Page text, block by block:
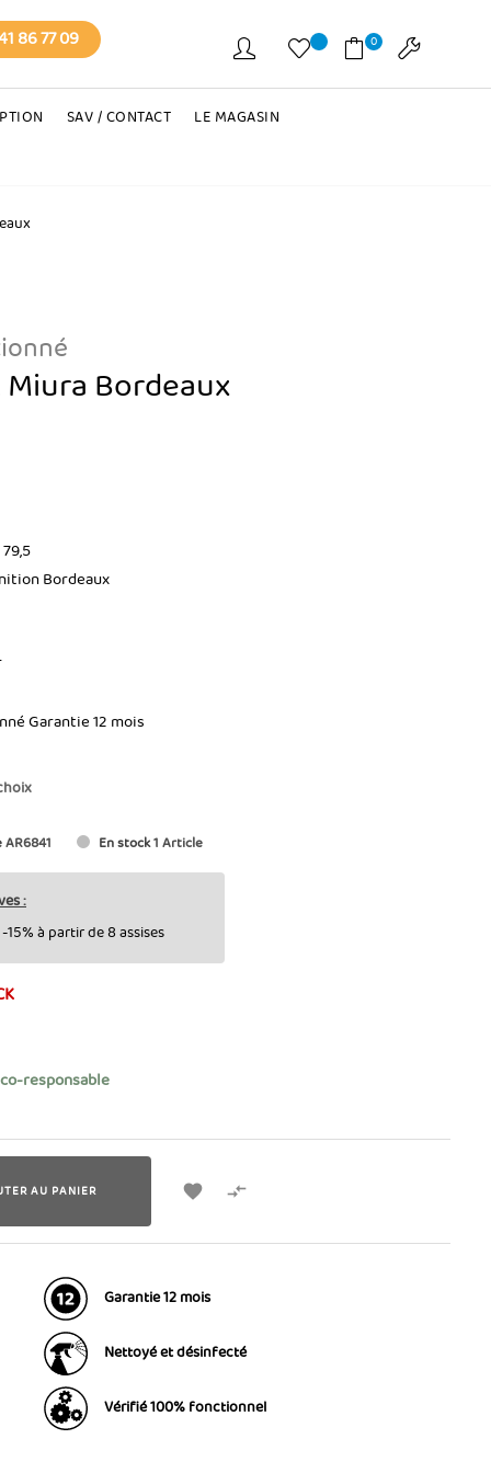
86 77 09 0
SAV / CONTACT LE MAGASIN
Bordeaux
Bordeaux
Garantie 12 mois
AR6841 En stock1 Article
:
à partir de 8 assises
responsable
AU PANIER  
Garantie 12 mois
Nettoyé et désinfecté
Vérifié 100% fonctionnel